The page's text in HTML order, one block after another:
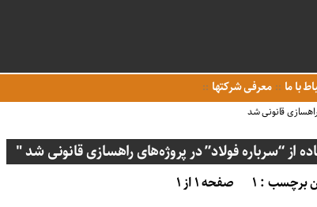
با ما معرفی شرکتها
راهسازی قانونی شد
از “سرباره فولاد” در پروژه‌های راهسازی قانونی شد "
برچسب : ۱ صفحه ۱ از ۱